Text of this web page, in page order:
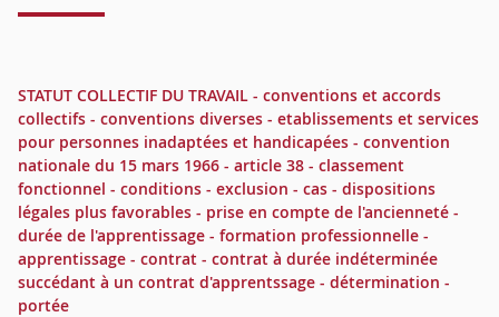
STATUT COLLECTIF DU TRAVAIL - conventions et accords
collectifs - conventions diverses - etablissements et services
pour personnes inadaptées et handicapées - convention
nationale du 15 mars 1966 - article 38 - classement
fonctionnel - conditions - exclusion - cas - dispositions
légales plus favorables - prise en compte de l'ancienneté -
durée de l'apprentissage - formation professionnelle -
apprentissage - contrat - contrat à durée indéterminée
succédant à un contrat d'apprentssage - détermination -
portée